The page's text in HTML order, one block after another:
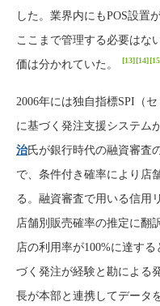
した。業界内にもPOS設置
ここまで管理する必要はな
価は分かれていた。
[13][14]
2006年には独自指標SPI（
に基づく発注支援システム
治氏が銀行時代の融資審査
で、条件付き確率により店
る。融資審査で用いる信用
店舗別販売確率の推定に翻
店の利用率が100%に達す
づく発注が経験と勘による
長が本部と連携してデータ